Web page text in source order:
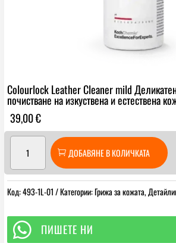
Colourlock Leather Cleaner mild
почистване на изкуствена и естествена
39,00€
Colourlock
Leather
Cleaner
Деликатен
препарат
ДОБАВЯНЕ В КОЛИЧКАТА
Код:493-1L-01 Категории:Грижа за кожата,
 ПИШЕТЕ НИ